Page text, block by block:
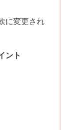
に変更され
ント